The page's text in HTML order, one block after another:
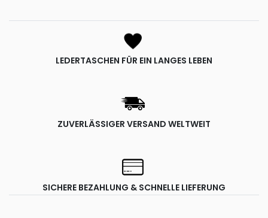
LEDERTASCHEN FÜR EIN LANGES LEBEN
ZUVERLÄSSIGER VERSAND WELTWEIT
SICHERE BEZAHLUNG & SCHNELLE LIEFERUNG